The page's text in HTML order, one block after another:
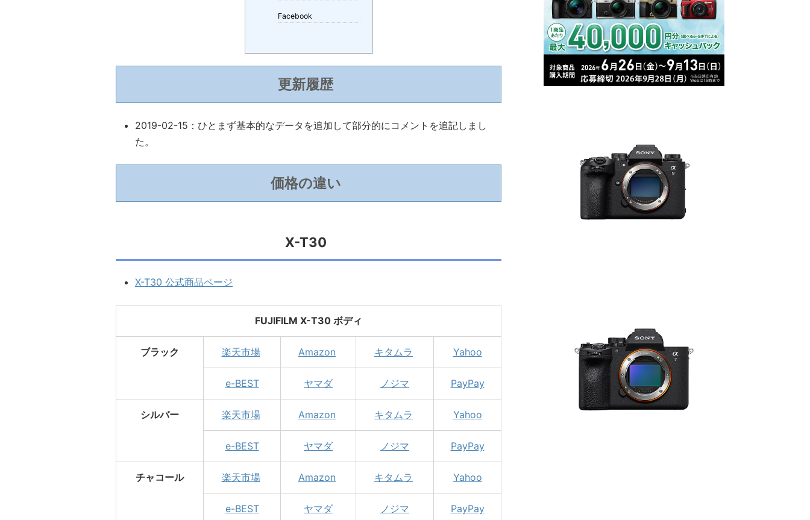
Facebook
更新履歴
2019-02-15：ひとまず基本的なデータを追加して部分的にコメントを追記しまし
た。
価格の違い
X-T30
X-T30 公式商品ページ
FUJIFILM X-T30 ボディ
ブラック 楽天市場 Amazon キタムラ Yahoo
e-BEST ヤマダ ノジマ PayPay
シルバー 楽天市場 Amazon キタムラ Yahoo
e-BEST ヤマダ ノジマ PayPay
チャコール 楽天市場 Amazon キタムラ Yahoo
e-BEST ヤマダ ノジマ PayPay